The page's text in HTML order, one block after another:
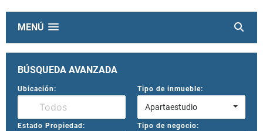
MENÚ
BÚSQUEDA AVANZADA
Ubicación: Tipo de inmueble:
Apartaestudio
Estado Propiedad: Tipo de negocio: